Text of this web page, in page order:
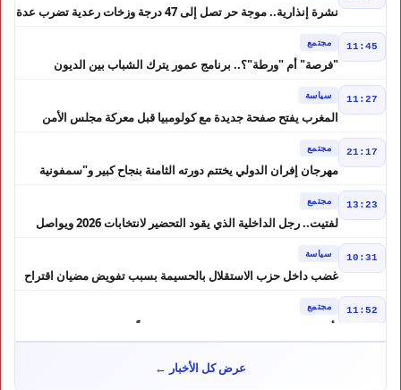
نشرة إنذارية.. موجة حر تصل إلى 47 درجة وزخات رعدية تضرب عدة
11:45 مجتمع
"فرصة" أم "ورطة"؟.. برنامج عمور يترك الشباب بين الديون
11:27 سياسة
المغرب يفتح صفحة جديدة مع كولومبيا قبل معركة مجلس الأمن
21:17 مجتمع
مهرجان إفران الدولي يختتم دورته الثامنة بنجاح كبير و"سمفونية
13:23 مجتمع
لفتيت.. رجل الداخلية الذي يقود التحضير لانتخابات 2026 ويواصل
10:31 سياسة
غضب داخل حزب الاستقلال بالحسيمة بسبب تفويض مضيان اقتراح
11:52 مجتمع
تأجيل محاكمة "إسكوبار الصحراء" استئنافياً واستدعاء جميع المتهمين
في حالة سراح
شوكي يعيد وعود الأحرار.. والمغاربة يطالبون بحساب وعود 2021
عرض كل الأخبار ←